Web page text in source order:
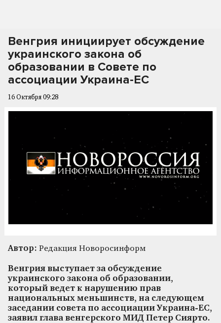
Венгрия инициирует обсуждение
украинского закона об
образовании в Совете по
ассоциации Украина-ЕС
16 Октября 09:28
Автор: Редакция Новоросинформ
Венгрия выступает за обсуждение
украинского закона об образовании,
который ведет к нарушению прав
национальных меньшинств, на следующем
заседании совета по ассоциации Украина-ЕС,
заявил глава венгерского МИД Петер Сиярто.